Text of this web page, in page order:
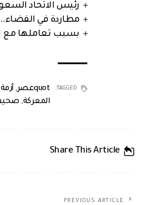
رئيس الاتحاد
مطاردة في
بسبب تعاملها مع
TAGGED: quotعصر ,
المعركة,
Share This Article
PREVIOUS ARTICLE